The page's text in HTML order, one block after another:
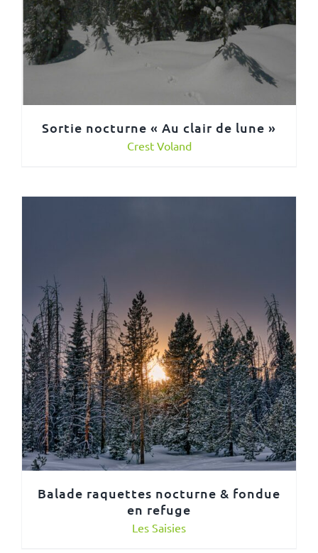
Sortie nocturne « Au clair de lune »
Crest Voland
Balade raquettes nocturne & fondue
en refuge
Les Saisies